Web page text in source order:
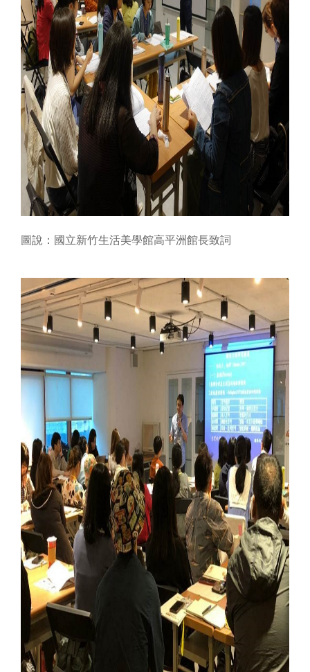
宣
告
隱
及
資
回
頁
導
覽
服
圖說： 國立新竹生活美學館高平洲館長致詞